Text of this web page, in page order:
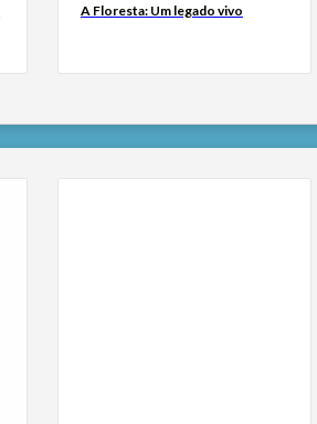
A Floresta: Um legado vivo